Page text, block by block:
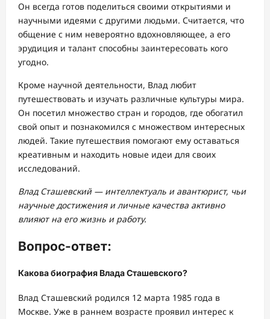
Он всегда готов поделиться своими открытиями и
научными идеями с другими людьми. Считается, что
общение с ним невероятно вдохновляющее, а его
эрудиция и талант способны заинтересовать кого
угодно.
Кроме научной деятельности, Влад любит
путешествовать и изучать различные культуры мира.
Он посетил множество стран и городов, где обогатил
свой опыт и познакомился с множеством интересных
людей. Такие путешествия помогают ему оставаться
креативным и находить новые идеи для своих
исследований.
Влад Сташевский — интеллектуаль и авантюрист, чьи
научные достижения и личные качества активно
влияют на его жизнь и работу.
Вопрос-ответ:
Какова биография Влада Сташевского?
Влад Сташевский родился 12 марта 1985 года в
Москве. Уже в раннем возрасте проявил интерес к